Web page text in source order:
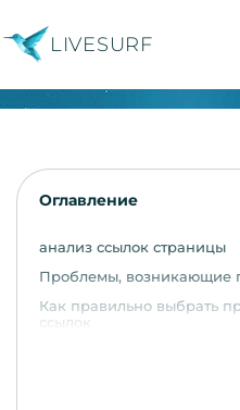
LIVESURF
Оглавление
анализ ссылок страницы
Проблемы, возникающие
Как правильно выбрать
ссылок